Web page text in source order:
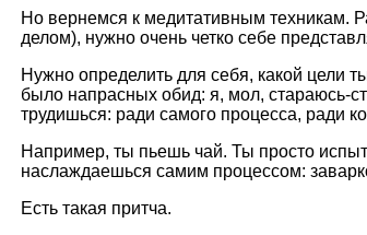
Но вернемся к медитативным техникам.
делом), нужно очень четко себе
Нужно определить для себя, какой цели
было напрасных обид: я, мол, стараюсь-
трудишься: ради самого процесса, ради
Например, ты пьешь чай. Ты просто
наслаждаешься самим процессом:
Есть такая притча.